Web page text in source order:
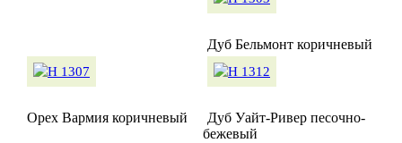
Дуб Бельмонт коричневый
Орех Вармия коричневый
Дуб Уайт-Ривер песочно-
бежевый